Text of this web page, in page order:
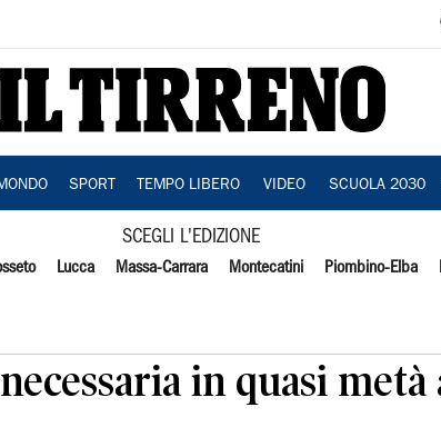
SPORT TEMPO LIBERO VIDEO SCUOLA 2030
SCEGLI L'EDIZIONE
Lucca Massa-Carrara Montecatini Piombino-Elba
in quasi